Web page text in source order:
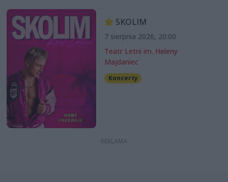
SKOLIM
7 sierpnia 2026, 20:00
Teatr Letni im. Heleny
Majdaniec
Koncerty